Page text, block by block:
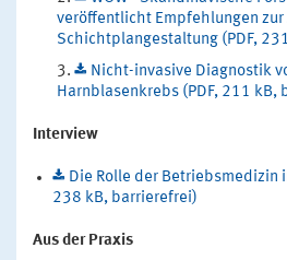
veröffentlicht Empfehlungen
Schichtplangestaltung (PDF,
Nicht-invasive Diagnostik
Harnblasenkrebs (PDF, 211 kB,
Interview
Die Rolle der Betriebsmedizin
238 kB, barrierefrei)
Aus der Praxis